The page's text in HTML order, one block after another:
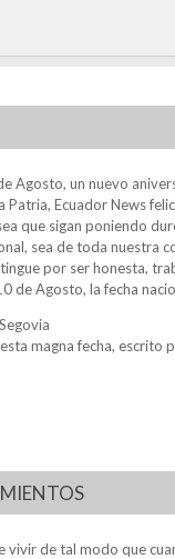
Agosto, un nuevo
Patria, Ecuador News
que sigan poniendo
sea de toda nuestra
por ser honesta,
de Agosto, la fecha
magna fecha, escrito
vivir de tal modo que